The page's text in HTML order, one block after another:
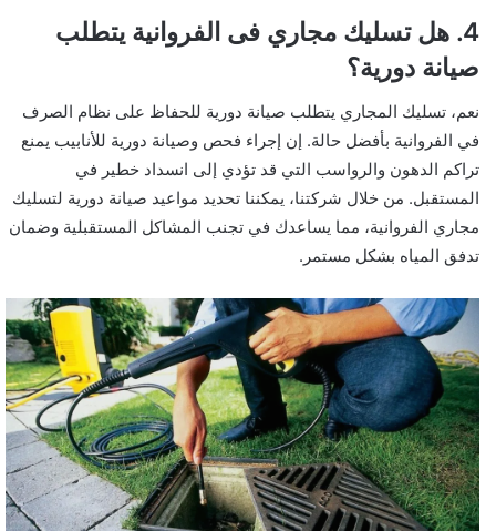
4. هل تسليك مجاري فی الفروانية يتطلب
صيانة دورية؟
نعم، تسليك المجاري يتطلب صيانة دورية للحفاظ على نظام الصرف
في الفروانية بأفضل حالة. إن إجراء فحص وصيانة دورية للأنابيب يمنع
تراكم الدهون والرواسب التي قد تؤدي إلى انسداد خطير في
المستقبل. من خلال شركتنا، يمكننا تحديد مواعيد صيانة دورية لتسليك
مجاري الفروانية، مما يساعدك في تجنب المشاكل المستقبلية وضمان
تدفق المياه بشكل مستمر.